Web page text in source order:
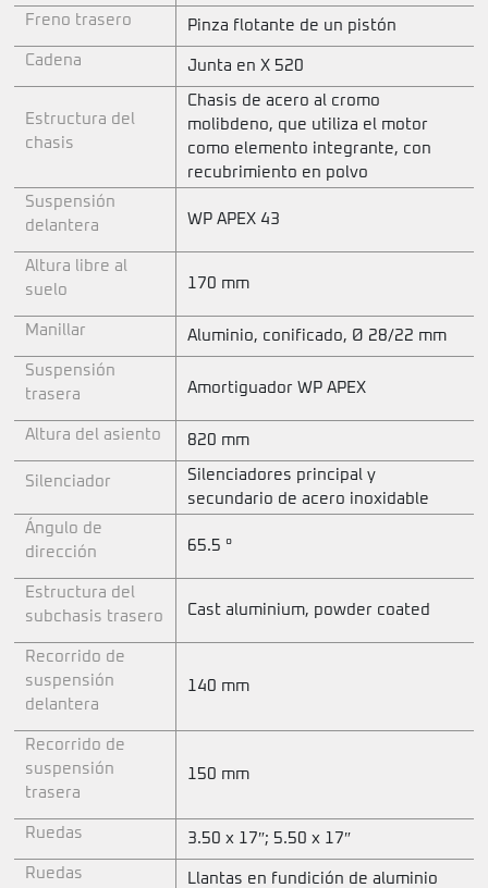
Freno trasero
Pinza flotante de un pistón
Cadena Junta en X 520
Estructura del
chasis
Chasis de acero al cromo
molibdeno, que utiliza el motor
como elemento integrante, con
recubrimiento en polvo
Suspensión
delantera
WP APEX 43
Altura libre al
suelo
170 mm
Manillar Aluminio, conificado, Ø 28/22 mm
Suspensión
trasera
Amortiguador WP APEX
Altura del asiento 820 mm
Silenciador
Silenciadores principal y
secundario de acero inoxidable
Ángulo de
dirección
65.5 °
Estructura del
subchasis trasero
Cast aluminium, powder coated
Recorrido de
suspensión
delantera
140 mm
Recorrido de
suspensión
trasera
150 mm
Ruedas 3.50 x 17″; 5.50 x 17″
Ruedas Llantas en fundición de aluminio